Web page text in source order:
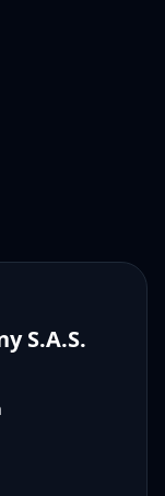
S.A.S.